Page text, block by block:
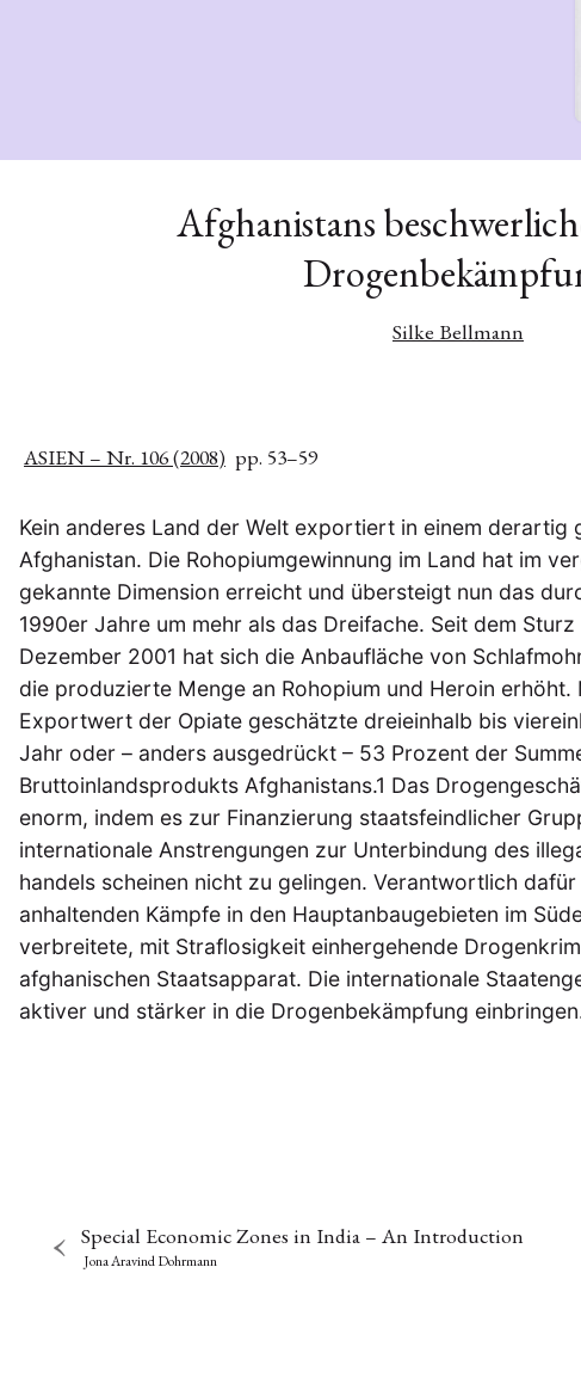
Afghanistans
Silke Bellmann
ASIEN – Nr. 106 (2008) pp. 53–59
Kein anderes Land der Welt exportiert in einem derartig
Afghanistan. Die Rohopiumgewinnung im Land hat im
gekannte Dimension erreicht und übersteigt nun das
1990er Jahre um mehr als das Dreifache. Seit dem
Dezember 2001 hat sich die Anbaufläche von
die produzierte Menge an Rohopium und Heroin
Exportwert der Opiate geschätzte dreieinhalb bis
Jahr oder – anders ausgedrückt – 53 Prozent der
Bruttoinlandsprodukts Afghanistans.1 Das
enorm, indem es zur Finanzierung staatsfeindlicher
internationale Anstrengungen zur Unterbindung des
handels scheinen nicht zu gelingen. Verantwortlich
anhaltenden Kämpfe in den Hauptanbaugebieten im
verbreitete, mit Straflosigkeit einhergehende
afghanischen Staatsapparat. Die internationale
aktiver und stärker in die Drogenbekämpfung
Special Economic Zones in India – An Introduction
Jona Aravind Dohrmann